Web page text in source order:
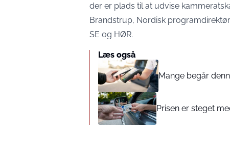
der er plads til at udvise
Brandstrup, Nordisk
SE og HØR.
Læs også
Mange begår
Prisen er steget